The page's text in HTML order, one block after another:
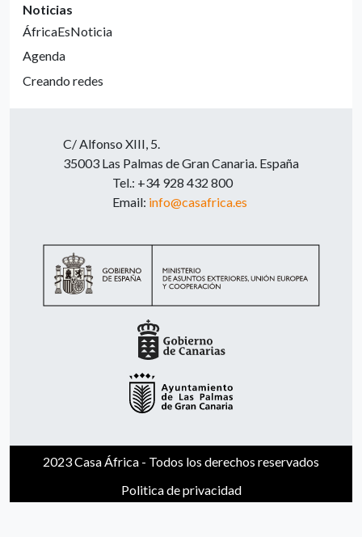
Noticias
ÁfricaEsNoticia
Agenda
Creando redes
C/ Alfonso XIII, 5.
35003 Las Palmas de Gran Canaria. España
Tel.: +34 928 432 800
Email: info@casafrica.es
2023 Casa África - Todos los derechos reservados
Politica de privacidad